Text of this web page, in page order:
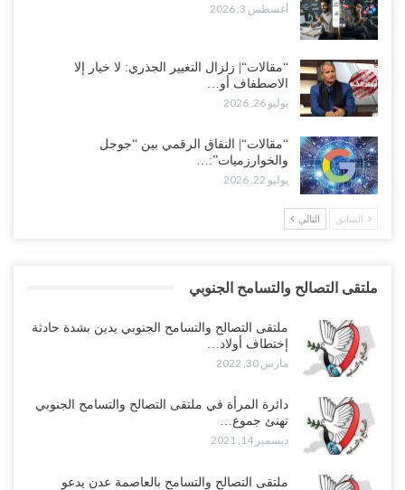
أغسطس 3, 2026
“مقالات“| زلزال التغيير الجذري: لا خيار إلا
الاصطفاف أو…
يوليو 26, 2026
“مقالات“| النفاق الرقمي بين “جوجل
والخوارزميات”:…
يوليو 22, 2026
السابق التالي
ملتقى التصالح والتسامح الجنوبي
ملتقى التصالح والتسامح الجنوبي يدين بشدة حادثة
إختطاف أولاد…
مارس 30, 2022
دائرة المرأة في ملتقى التصالح والتسامح الجنوبي
تهنئ جموع…
ديسمبر 14, 2021
ملتقى التصالح والتسامح بالعاصمة عدن يدعو